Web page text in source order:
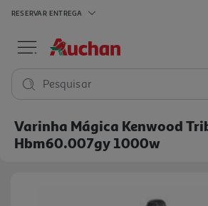
RESERVAR ENTREGA
Pesquisar
Varinha Mágica Kenwood
Hbm60.007gy 1000w